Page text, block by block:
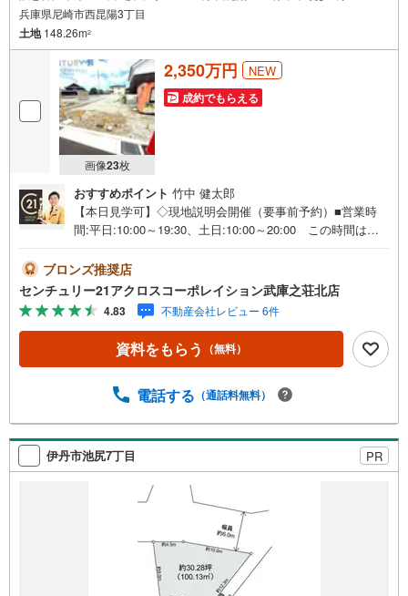
兵庫県尼崎市西昆陽3丁目
土地148.26m2
画像23枚
2,350万円 NEW
成約でもらえる
おすすめポイント 竹中 健太郎
【本日見学可】◇現地説明会開催（要事前予約）■営業時
間:平日:10:00～19:30、土日:10:00～20:00 この時間はお
小学校通学エリア 土地売り全5区画のご紹介です。建築条
件がございませんのでご指定のハウスメーカー、工務店で
建築が可能です。＝＝センチュリー21アクロスグループの3
つの特徴＝＝＝■センチュリー21グループで28年連続No.1
（1997年～2024年兵庫地区仲介実績） 尼崎・伊丹・西
宮・宝塚にて8店舗展開中。阪神間での購入や売却は当店に
すべて駅前にございますが、お車でのお越しも大歓迎で
ございます。 地域密着の当店では2000万円台の新築戸建
や、1000万円台の中古マンションを始め多数物件を取り扱
っています。Yahoo！不動産に掲載しきれない物件もご紹
介できます。お気軽にお問合せください。弊社ホームペー
ブロンズ推奨店
センチュリー21アクロスコーポレイション武庫之荘北店
4.83 不動産会社レビュー 6件
資料をもらう （無料）
電話する （通話料無料）
伊丹市池尻7丁目 PR